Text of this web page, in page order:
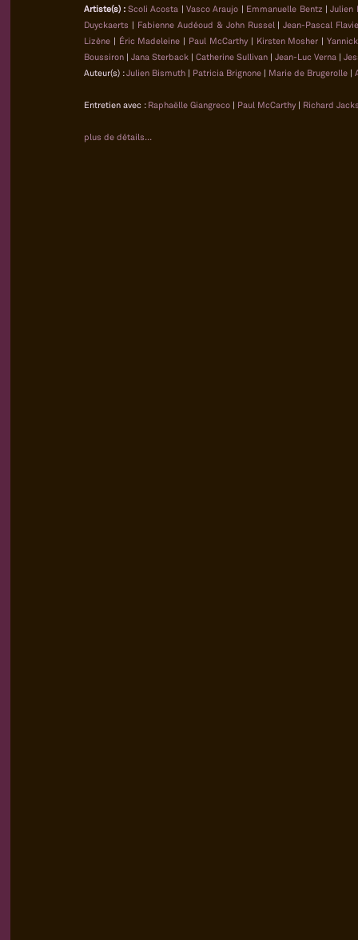
Artiste(s) : Scoli Acosta |Vasco Araujo | Emmanuelle Bentz |Julien
Duyckaerts | Fabienne Audéoud & John Russel |Jean-Pascal
Lizène | Éric Madeleine | Paul McCarthy| Kirsten Mosher |
Boussiron | Jana Sterback | Catherine Sullivan | Jean-Luc Verna |
Auteur(s) :Julien Bismuth | Patricia Brignone | Marie de Brugerolle |
Entretien avec : Raphaëlle Giangreco | Paul McCarthy | Richard
plus de détails...